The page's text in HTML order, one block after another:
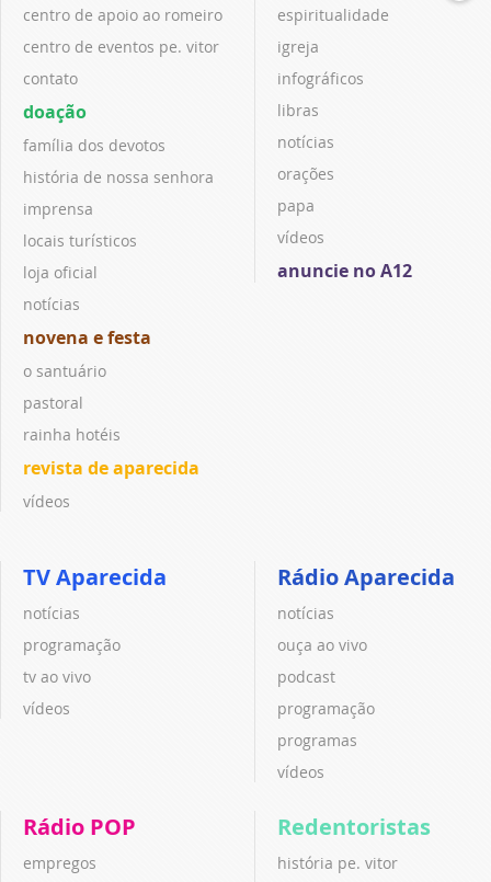
centro de apoio ao romeiro
centro de eventos pe. vitor
contato
doação
família dos devotos
história de nossa senhora
imprensa
locais turísticos
loja oficial
notícias
novena e festa
o santuário
pastoral
rainha hotéis
revista de aparecida
vídeos
espiritualidade
igreja
infográficos
libras
notícias
orações
papa
vídeos
anuncie no A12
TV Aparecida
notícias
programação
tv ao vivo
vídeos
Rádio Aparecida
notícias
ouça ao vivo
podcast
programação
programas
vídeos
Rádio POP
empregos
Redentoristas
história pe. vitor